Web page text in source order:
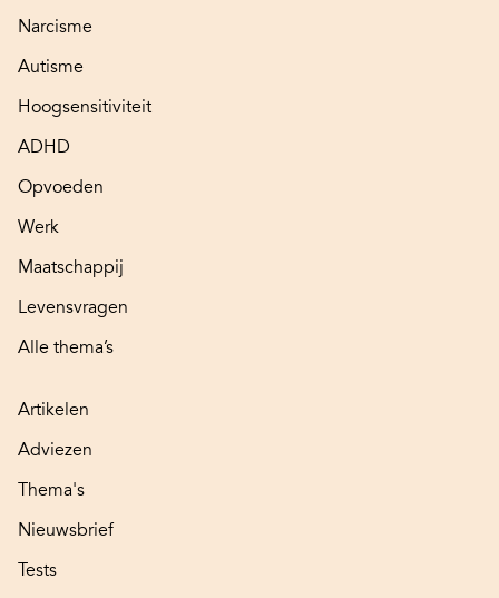
Narcisme
Autisme
Hoogsensitiviteit
ADHD
Opvoeden
Werk
Maatschappij
Levensvragen
Alle thema’s
Artikelen
Adviezen
Thema's
Nieuwsbrief
Tests